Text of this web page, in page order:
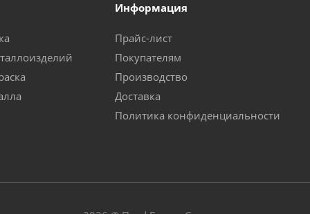
Информация
Прайс-лист
Покупателям
Производство
Доставка
Политика конфиденциальности